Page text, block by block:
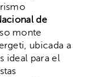
de
monte
ubicada a
ideal para el